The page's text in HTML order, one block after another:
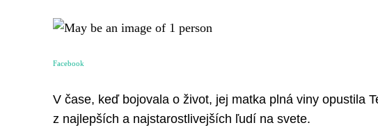
Facebook
V čase, keď bojovala o život, jej matka plná viny opustila
z najlepších a najstarostlivejších ľudí na svete.